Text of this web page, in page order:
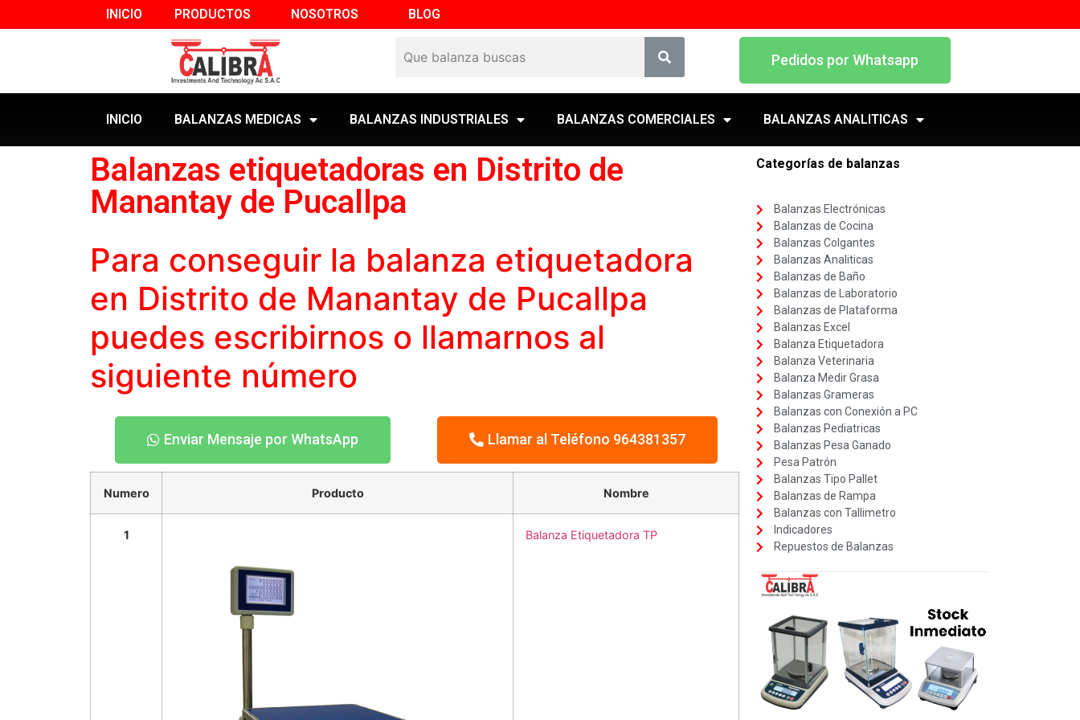
INICIO PRODUCTOS NOSOTROS BLOG
Pedidos por Whatsapp
INICIO BALANZAS MEDICAS BALANZAS INDUSTRIALES BALANZAS COMERCIALES BALANZAS ANALITICAS
Balanzas etiquetadoras en Distrito de
Manantay de Pucallpa
Para conseguir la balanza etiquetadora
en Distrito de Manantay de Pucallpa
puedes escribirnos o llamarnos al
siguiente número
Enviar Mensaje por WhatsApp Llamar al Teléfono 964381357
Numero Producto Nombre
1 Balanza Etiquetadora TP
Categorías de balanzas
Balanzas Electrónicas
Balanzas de Cocina
Balanzas Colgantes
Balanzas Analiticas
Balanzas de Baño
Balanzas de Laboratorio
Balanzas de Plataforma
Balanzas Excel
Balanza Etiquetadora
Balanza Veterinaria
Balanza Medir Grasa
Balanzas Grameras
Balanzas con Conexión a PC
Balanzas Pediatricas
Balanzas Pesa Ganado
Pesa Patrón
Balanzas Tipo Pallet
Balanzas de Rampa
Balanzas con Tallimetro
Indicadores
Repuestos de Balanzas